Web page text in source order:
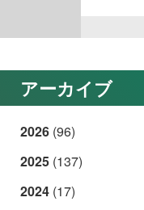
アーカイブ
2026 (96)
2025 (137)
2024 (17)